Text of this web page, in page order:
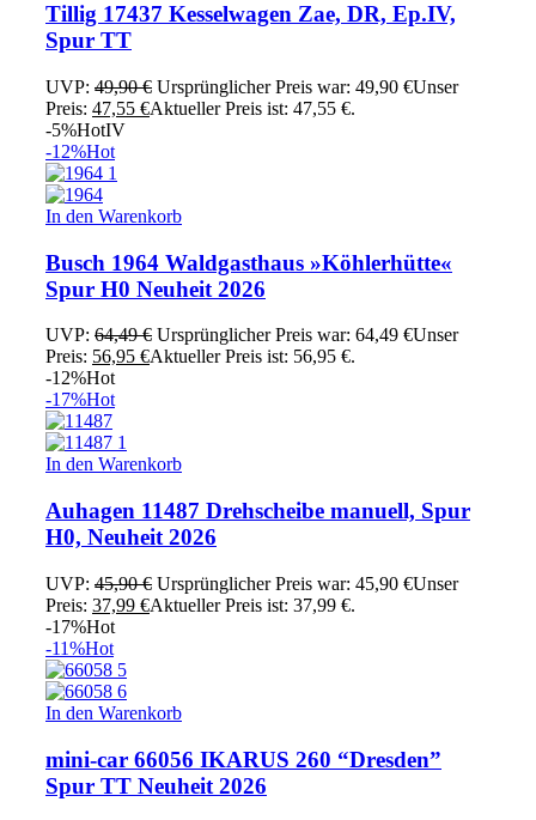
Tillig 17437 Kesselwagen Zae, DR, Ep.IV,
Spur TT
UVP: 49,90€ Ursprünglicher Preis war: 49,90 €Unser
Preis: 47,55 €Aktueller Preis ist: 47,55 €.
-5%HotIV
-12%Hot
In den Warenkorb
Busch 1964 Waldgasthaus »Köhlerhütte«
Spur H0 Neuheit 2026
UVP: 64,49€ Ursprünglicher Preis war: 64,49 €Unser
Preis: 56,95 €Aktueller Preis ist: 56,95 €.
-12%Hot
-17%Hot
In den Warenkorb
Auhagen 11487 Drehscheibe manuell, Spur
H0, Neuheit 2026
UVP: 45,90€ Ursprünglicher Preis war: 45,90 €Unser
Preis: 37,99 €Aktueller Preis ist: 37,99 €.
-17%Hot
-11%Hot
In den Warenkorb
mini-car 66056 IKARUS 260 “Dresden”
Spur TT Neuheit 2026